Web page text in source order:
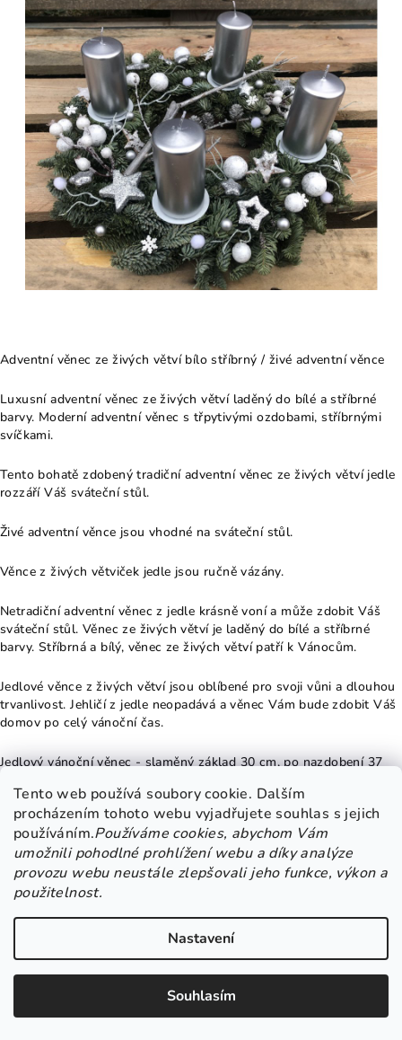
Tento web používá soubory cookie. Dalším
procházením tohoto webu vyjadřujete souhlas s jejich
používáním.Používáme cookies, abychom Vám
umožnili pohodlné prohlížení webu a díky analýze
provozu webu neustále zlepšovali jeho funkce, výkon a
použitelnost.
Nastavení
Souhlasím
Adventní věnec ze živých větví bílo stříbrný / živé adventní věnce
Luxusní adventní věnec ze živých větví laděný do bílé a stříbrné
barvy. Moderní adventní věnec s třpytivými ozdobami, stříbrnými
svíčkami.
Tento bohatě zdobený tradiční adventní věnec ze živých větví jedle
rozzáří Váš sváteční stůl.
Živé adventní věnce jsou vhodné na sváteční stůl.
Věnce z živých větviček jedle jsou ručně vázány.
Netradiční adventní věnec z jedle krásně voní a může zdobit Váš
sváteční stůl. Věnec ze živých větví je laděný do bílé a stříbrné
barvy. Stříbrná a bílý, věnec ze živých větví patří k Vánocům.
Jedlové věnce z živých větví jsou oblíbené pro svoji vůni a dlouhou
trvanlivost. Jehličí z jedle neopadává a věnec Vám bude zdobit Váš
domov po celý vánoční čas.
Jedlový vánoční věnec - slaměný základ 30 cm, po nazdobení 37
tento krásný přírodní věnec ze živých větviček jedle Nobilis. Tato
dánská jedle je velmi oblíbená pro svoji hustotu jehličí a tomu, že
nepíchá a neopadává.
Věnec z dánské jedle - jehličí je jemné a nepíchá. Věnec je zdobený
sušeným pomerančem, okrasnou trávou a hvězdičkami z překližky.
POZOR: Nenechávejte hořet bez dozoru. Hrozí nebezpečí požáru.